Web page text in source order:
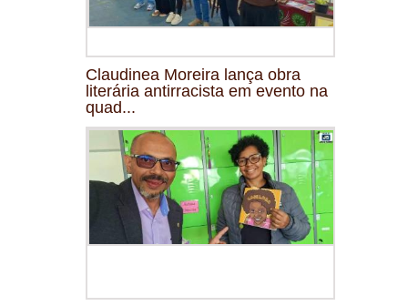
Claudinea Moreira lança obra
literária antirracista em evento na
quad...